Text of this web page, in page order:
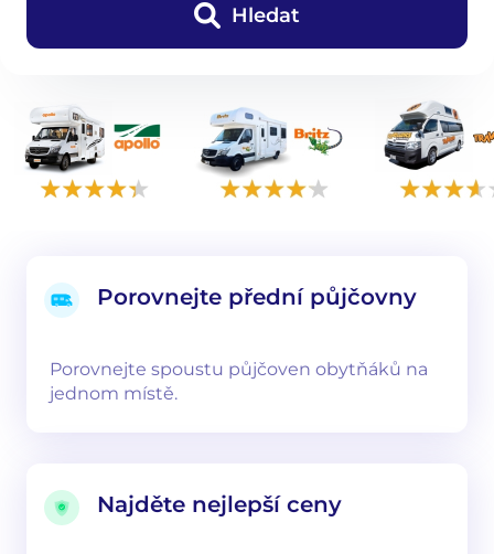
Hledat
Porovnejte přední půjčovny
Porovnejte spoustu půjčoven obytňáků na
jednom místě.
Najděte nejlepší ceny